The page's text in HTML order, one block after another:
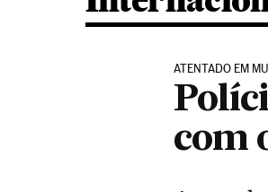
ATENTADO EM
com